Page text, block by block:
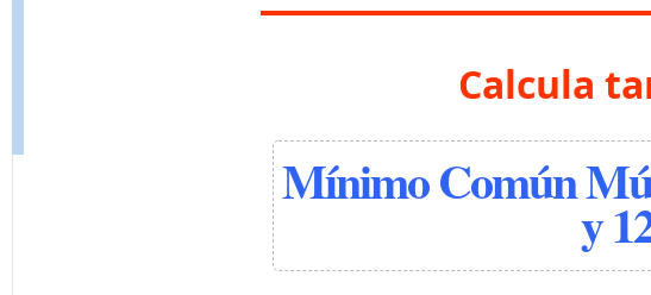
Calcula
Mínimo Común
y